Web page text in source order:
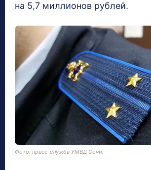
на 5,7 миллионов рублей.
Фото: пресс-служба УМВД Сочи.